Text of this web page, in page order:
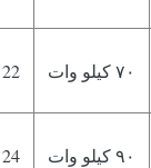
۷۰ کیلو وات 22 × 5 × 3 متر
۹۰ کیلو وات 24 × 5 × 3 متر